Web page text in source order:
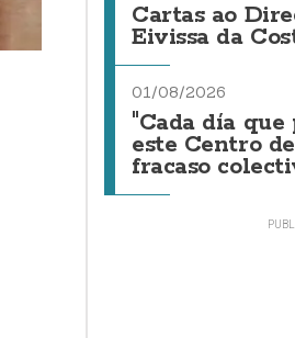
Cartas ao
Eivissa da
01/08/2026
"Cada día
este Centro
fracaso